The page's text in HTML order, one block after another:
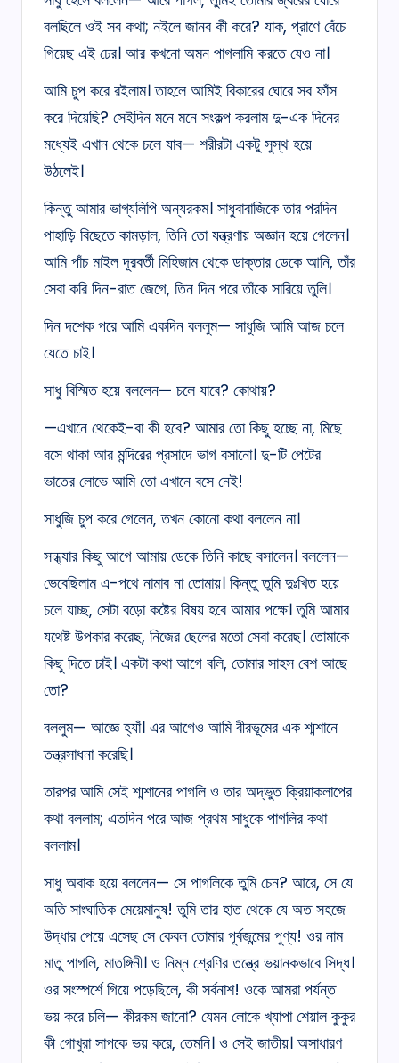
বলছিলে ওই সব কথা; নইলে জানব কী করে? যাক, প্রাণে বেঁচে
গিয়েছ এই ঢের। আর কখনো অমন পাগলামি করতে যেও না।
আমি চুপ করে রইলাম। তাহলে আমিই বিকারের ঘোরে সব ফাঁস
করে দিয়েছি? সেইদিন মনে মনে সংকল্প করলাম দু-এক দিনের
মধ্যেই এখান থেকে চলে যাব— শরীরটা একটু সুস্থ হয়ে
উঠলেই।
কিন্তু আমার ভাগ্যলিপি অন্যরকম। সাধুবাবাজিকে তার পরদিন
পাহাড়ি বিছেতে কামড়াল, তিনি তো যন্ত্রণায় অজ্ঞান হয়ে গেলেন।
আমি পাঁচ মাইল দূরবর্তী মিহিজাম থেকে ডাক্তার ডেকে আনি, তাঁর
সেবা করি দিন-রাত জেগে, তিন দিন পরে তাঁকে সারিয়ে তুলি।
দিন দশেক পরে আমি একদিন বললুম— সাধুজি আমি আজ চলে
যেতে চাই।
সাধু বিস্মিত হয়ে বললেন— চলে যাবে? কোথায়?
—এখানে থেকেই-বা কী হবে? আমার তো কিছু হচ্ছে না, মিছে
বসে থাকা আর মন্দিরের প্রসাদে ভাগ বসানো। দু-টি পেটের
ভাতের লোভে আমি তো এখানে বসে নেই!
সাধুজি চুপ করে গেলেন, তখন কোনো কথা বললেন না।
সন্ধ্যার কিছু আগে আমায় ডেকে তিনি কাছে বসালেন। বললেন—
ভেবেছিলাম এ-পথে নামাব না তোমায়। কিন্তু তুমি দুঃখিত হয়ে
চলে যাচ্ছ, সেটা বড়ো কষ্টের বিষয় হবে আমার পক্ষে। তুমি আমার
যথেষ্ট উপকার করেছ, নিজের ছেলের মতো সেবা করেছ। তোমাকে
কিছু দিতে চাই। একটা কথা আগে বলি, তোমার সাহস বেশ আছে
তো?
বললুম— আজ্ঞে হ্যাঁ। এর আগেও আমি বীরভূমের এক শ্মশানে
তন্ত্রসাধনা করেছি।
তারপর আমি সেই শ্মশানের পাগলি ও তার অদ্ভুত ক্রিয়াকলাপের
কথা বললাম; এতদিন পরে আজ প্রথম সাধুকে পাগলির কথা
বললাম।
সাধু অবাক হয়ে বললেন— সে পাগলিকে তুমি চেন? আরে, সে যে
অতি সাংঘাতিক মেয়েমানুষ! তুমি তার হাত থেকে যে অত সহজে
উদ্ধার পেয়ে এসেছ সে কেবল তোমার পূর্বজন্মের পুণ্য! ওর নাম
মাতু পাগলি, মাতঙ্গিনী। ও নিম্ন শ্রেণির তন্ত্রে ভয়ানকভাবে সিদ্ধ।
ওর সংস্পর্শে গিয়ে পড়েছিলে, কী সর্বনাশ! ওকে আমরা পর্যন্ত
ভয় করে চলি— কীরকম জানো? যেমন লোকে খ্যাপা শেয়াল কুকুর
কী গোখুরা সাপকে ভয় করে, তেমনি। ও সেই জাতীয়। অসাধারণ